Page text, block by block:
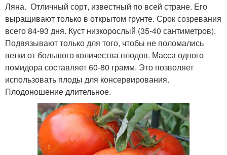
Ляна. Отличный сорт, известный по всей стране. Его
выращивают только в открытом грунте. Срок созревания
всего 84-93 дня. Куст низкорослый (35-40 сантиметров).
Подвязывают только для того, чтобы не поломались
ветки от большого количества плодов. Масса одного
помидора составляет 60-80 грамм. Это позволяет
использовать плоды для консервирования.
Плодоношение длительное.